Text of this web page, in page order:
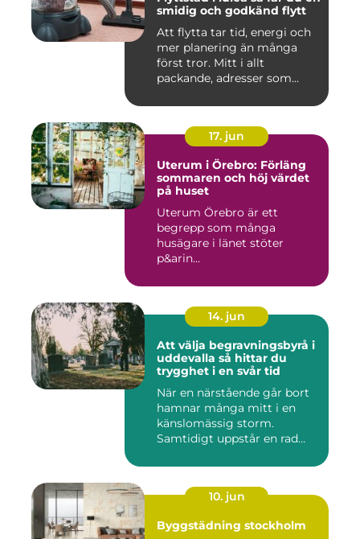
smidig och godkänd flytt
Att flytta tar tid, energi och
mer planering än många
först tror. Mitt i allt
packande, adresser som...
17. jun
Uterum i Örebro: Förläng
sommaren och höj värdet
på huset
Uterum Örebro är ett
begrepp som många
husägare i länet stöter
p&arin...
14. jun
Att välja begravningsbyrå i
uddevalla så hittar du
trygghet i en svår tid
När en närstående går bort
hamnar många mitt i en
känslomässig storm.
Samtidigt uppstår en rad
10. jun
Byggstädning stockholm